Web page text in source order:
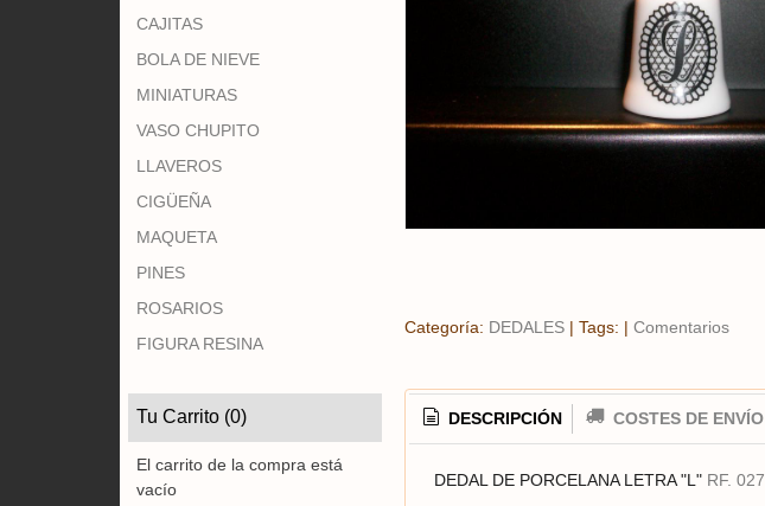
CAJITAS
BOLA DE NIEVE
MINIATURAS
VASO CHUPITO
LLAVEROS
CIGÜEÑA
MAQUETA
PINES
ROSARIOS
FIGURA RESINA
Tu Carrito (0)
El carrito de la compra está
vacío
Categoría: DEDALES| Tags: | Comentarios
DESCRIPCIÓN COSTES DE ENVÍO
DEDAL DE PORCELANA LETRA "L" RF. 027